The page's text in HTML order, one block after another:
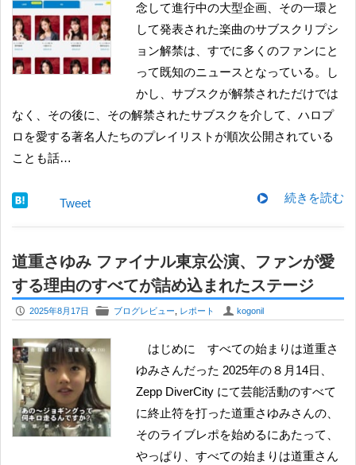
念して進行中の大型企画、その一環と
して発表された楽曲のサブスクリプシ
ョン解禁は、すでに多くのファンにと
って既知のニュースとなっている。し
かし、サブスクが解禁されただけでは
なく、その後に、その解禁されたサブスクを介して、ハロプ
ロを愛する著名人たちのプレイリストが順次公開されている
ことも話…
続きを読む
Tweet
道重さゆみ ファイナル東京公演、ファンが愛
する理由のすべてが詰め込まれたステージ
P 2025年8月17日 F ブログレビュー レポート U kogonil
はじめに すべての始まりは道重さ
ゆみさんだった 2025年の８月14日、
Zepp DiverCity にて芸能活動のすべて
に終止符を打った道重さゆみさんの、
そのライブレポを始めるにあたって、
やっぱり、すべての始まりは道重さん